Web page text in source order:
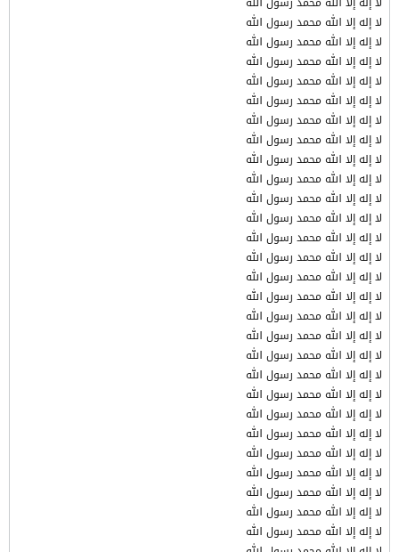
لا إله إلا الله محمد رسول الله
لا إله إلا الله محمد رسول الله
لا إله إلا الله محمد رسول الله
لا إله إلا الله محمد رسول الله
لا إله إلا الله محمد رسول الله
لا إله إلا الله محمد رسول الله
لا إله إلا الله محمد رسول الله
لا إله إلا الله محمد رسول الله
لا إله إلا الله محمد رسول الله
لا إله إلا الله محمد رسول الله
لا إله إلا الله محمد رسول الله
لا إله إلا الله محمد رسول الله
لا إله إلا الله محمد رسول الله
لا إله إلا الله محمد رسول الله
لا إله إلا الله محمد رسول الله
لا إله إلا الله محمد رسول الله
لا إله إلا الله محمد رسول الله
لا إله إلا الله محمد رسول الله
لا إله إلا الله محمد رسول الله
لا إله إلا الله محمد رسول الله
لا إله إلا الله محمد رسول الله
لا إله إلا الله محمد رسول الله
لا إله إلا الله محمد رسول الله
لا إله إلا الله محمد رسول الله
لا إله إلا الله محمد رسول الله
لا إله إلا الله محمد رسول الله
لا إله إلا الله محمد رسول الله